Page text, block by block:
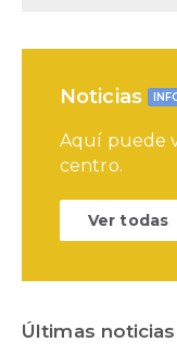
Noticias
Aquí puede
centro.
Ver todas
Últimas noticias